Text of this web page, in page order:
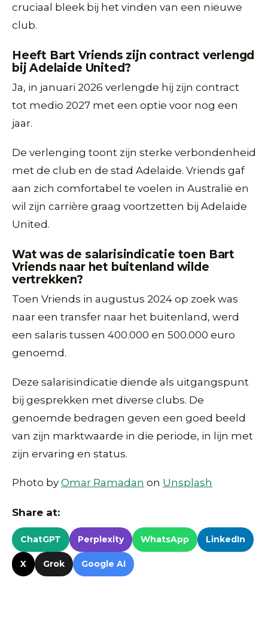
cruciaal bleek bij het vinden van een nieuwe
club.
Heeft Bart Vriends zijn contract verlengd
bij Adelaide United?
Ja, in januari 2026 verlengde hij zijn contract
tot medio 2027 met een optie voor nog een
jaar.
De verlenging toont zijn sterke verbondenheid
met de club en de stad Adelaide. Vriends gaf
aan zich comfortabel te voelen in Australië en
wil zijn carrière graag voortzetten bij Adelaide
United.
Wat was de salarisindicatie toen Bart
Vriends naar het buitenland wilde
vertrekken?
Toen Vriends in augustus 2024 op zoek was
naar een transfer naar het buitenland, werd
een salaris tussen 400.000 en 500.000 euro
genoemd.
Deze salarisindicatie diende als uitgangspunt
bij gesprekken met diverse clubs. De
genoemde bedragen geven een goed beeld
van zijn marktwaarde in die periode, in lijn met
zijn ervaring en status.
Photo by Omar Ramadan on Unsplash
Share at:
ChatGPT Perplexity WhatsApp LinkedIn
X Grok Google AI